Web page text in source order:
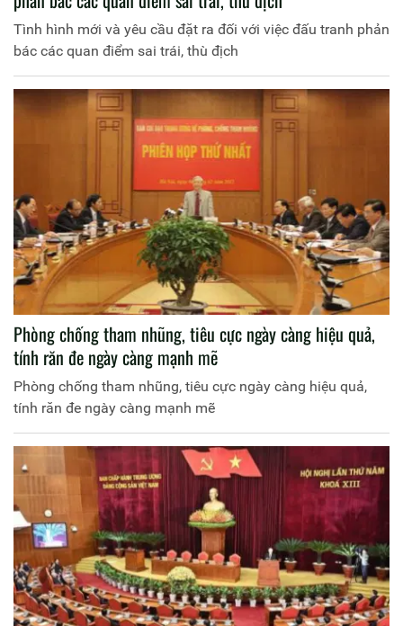
Tình hình mới và yêu cầu đặt ra đối với việc đấu tranh phản
bác các quan điểm sai trái, thù địch
Phòng chống tham nhũng, tiêu cực ngày càng hiệu quả,
tính răn đe ngày càng mạnh mẽ
Phòng chống tham nhũng, tiêu cực ngày càng hiệu quả,
tính răn đe ngày càng mạnh mẽ